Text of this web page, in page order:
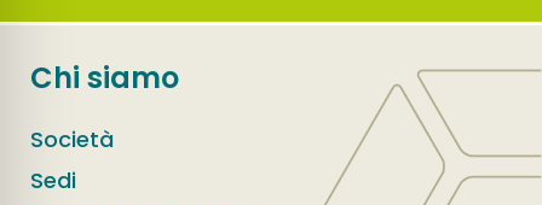
Chi siamo
Società
Sedi